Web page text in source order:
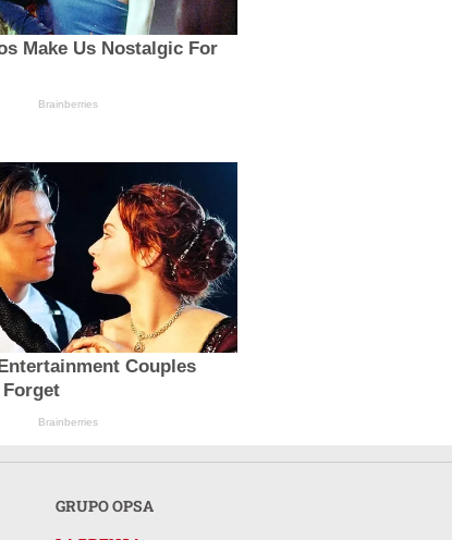
Make Us Nostalgic For
Brainberries
Couples
Brainberries
GRUPO OPSA